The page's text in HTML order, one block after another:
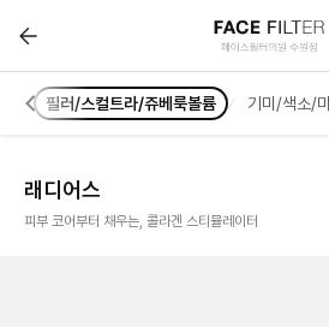
래디어스 :: 페이스필터 수원점 | 호
필러/스컬트라/쥬베룩볼륨 기미/색소/
래디어스
피부 코어부터 채우는, 콜라겐 스티뮬레이터